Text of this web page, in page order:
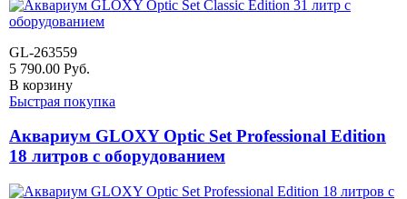
GL-263559
5 790.00 Руб.
В корзину
Быстрая покупка
Аквариум GLOXY Optic Set Professional Edition
18 литров с оборудованием